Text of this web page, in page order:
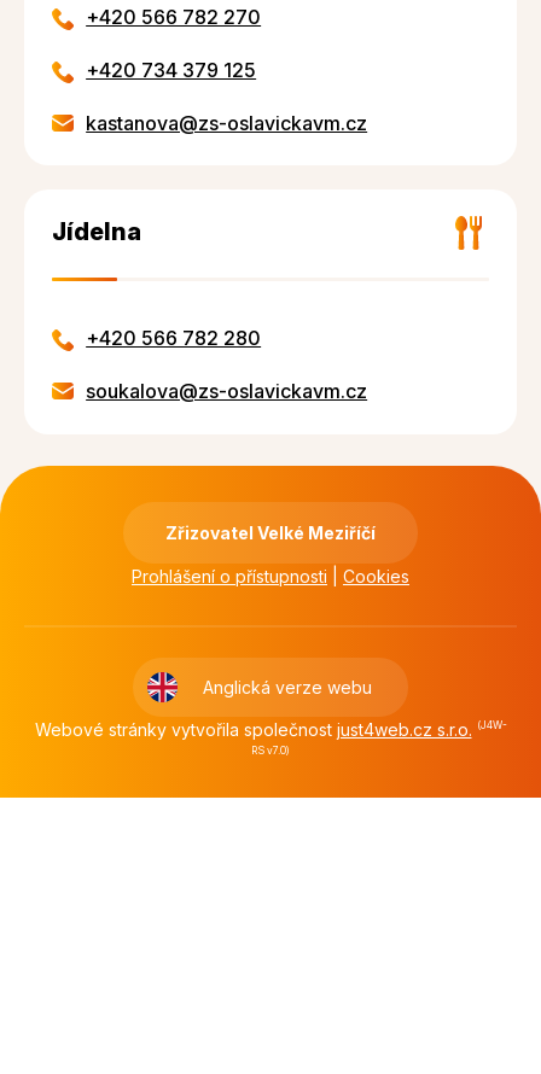
+420 566 782 270
+420 734 379 125
kastanova@zs-oslavickavm.cz
Jídelna
+420 566 782 280
soukalova@zs-oslavickavm.cz
Zřizovatel Velké Meziříčí
Prohlášení o přístupnosti Cookies
Anglická verze webu
Webové stránky vytvořila společnost just4web.cz s.r.o. (J4W-
RS v7.0)